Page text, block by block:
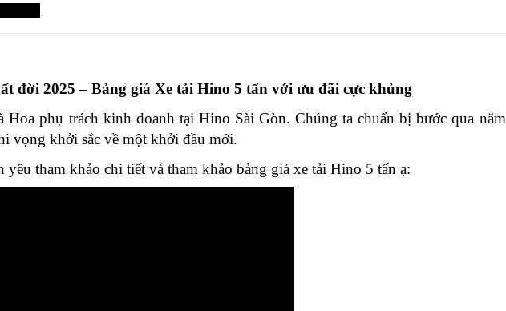
đời 2025 – Bảng giá Xe tải Hino 5 tấn với ưu đãi cực khủng
phụ trách kinh doanh tại Hino Sài Gòn. Chúng ta chuẩn bị bước qua năm
vọng khởi sắc về một khởi đầu mới.
tham khảo chi tiết và tham khảo bảng giá xe tải Hino 5 tấn ạ: